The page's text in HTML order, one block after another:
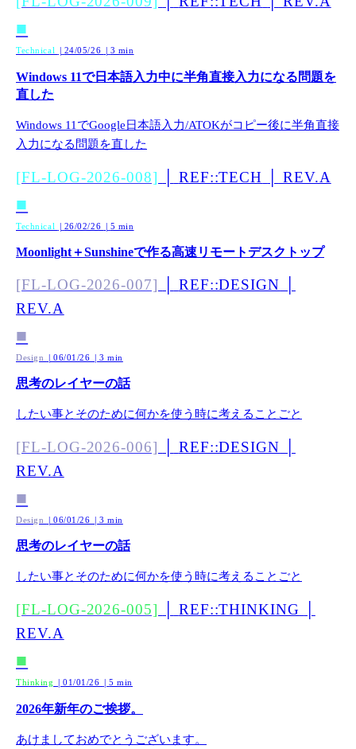
■
Technical 24/05/26 3 min
Windows 11で日本語入力中に半角直接入力になる問題を
直した
Windows 11でGoogle日本語入力/ATOKがコピー後に半角直接
入力になる問題を直した
[FL-LOG-2026-008] REF::TECH REV.A
■
Technical 26/02/26 5 min
Moonlight＋Sunshineで作る高速リモートデスクトップ
[FL-LOG-2026-007] REF::DESIGN
REV.A
■
Design 06/01/26 3 min
思考のレイヤーの話
したい事とそのために何かを使う時に考えることごと
[FL-LOG-2026-006] REF::DESIGN
REV.A
■
Design 06/01/26 3 min
思考のレイヤーの話
したい事とそのために何かを使う時に考えることごと
[FL-LOG-2026-005] REF::THINKING
REV.A
■
Thinking 01/01/26 5 min
2026年新年のご挨拶。
あけましておめでとうございます。